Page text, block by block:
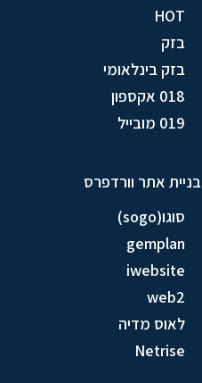
HOT
בזק
בזק בינלאומי
018 אקספון
019 מובייל
בניית אתר וורדפרס
סוגו(sogo)
gemplan
iwebsite
web2
לאוס מדיה
Netrise